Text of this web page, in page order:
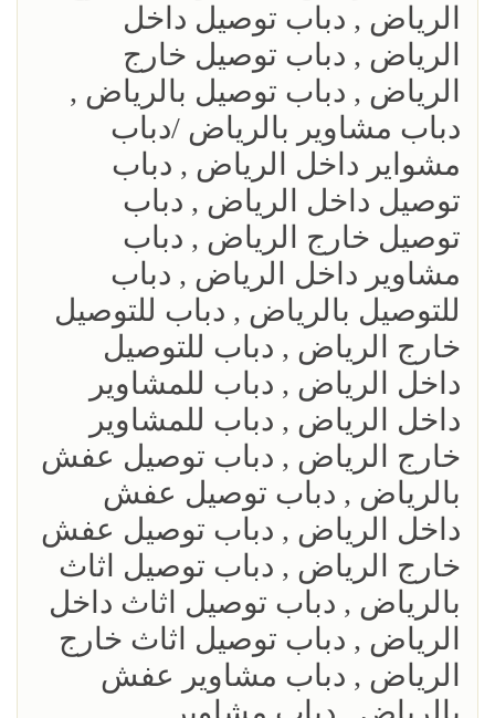
الرياض , دباب توصيل داخل
الرياض , دباب توصيل خارج
الرياض , دباب توصيل بالرياض ,
دباب مشاوير بالرياض /دباب
مشواير داخل الرياض , دباب
توصيل داخل الرياض , دباب
توصيل خارج الرياض , دباب
مشاوير داخل الرياض , دباب
للتوصيل بالرياض , دباب للتوصيل
خارج الرياض , دباب للتوصيل
داخل الرياض , دباب للمشاوير
داخل الرياض , دباب للمشاوير
خارج الرياض , دباب توصيل عفش
بالرياض , دباب توصيل عفش
داخل الرياض , دباب توصيل عفش
خارج الرياض , دباب توصيل اثاث
بالرياض , دباب توصيل اثاث داخل
الرياض , دباب توصيل اثاث خارج
الرياض , دباب مشاوير عفش